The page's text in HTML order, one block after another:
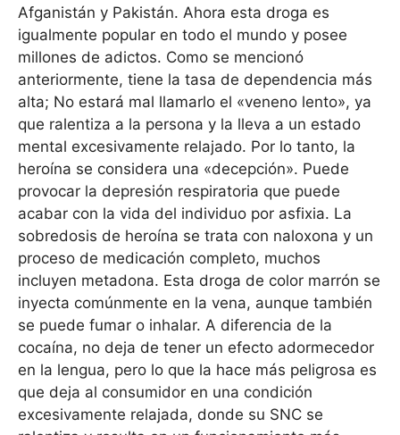
Afganistán y Pakistán. Ahora esta droga es
igualmente popular en todo el mundo y posee
millones de adictos. Como se mencionó
anteriormente, tiene la tasa de dependencia más
alta; No estará mal llamarlo el «veneno lento», ya
que ralentiza a la persona y la lleva a un estado
mental excesivamente relajado. Por lo tanto, la
heroína se considera una «decepción». Puede
provocar la depresión respiratoria que puede
acabar con la vida del individuo por asfixia. La
sobredosis de heroína se trata con naloxona y un
proceso de medicación completo, muchos
incluyen metadona. Esta droga de color marrón se
inyecta comúnmente en la vena, aunque también
se puede fumar o inhalar. A diferencia de la
cocaína, no deja de tener un efecto adormecedor
en la lengua, pero lo que la hace más peligrosa es
que deja al consumidor en una condición
excesivamente relajada, donde su SNC se